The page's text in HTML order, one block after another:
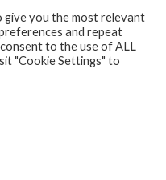
give you the most relevant
and repeat
consent to the use of ALL
"Cookie Settings" to